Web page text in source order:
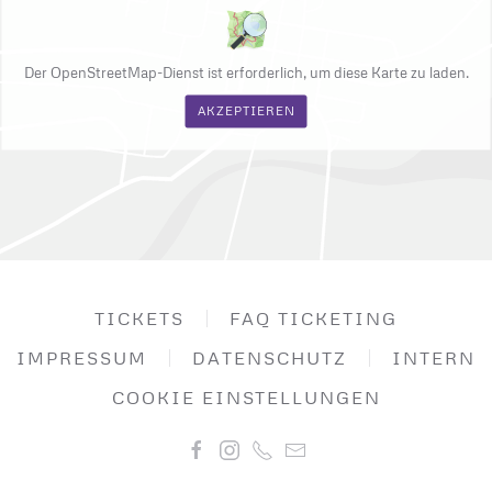
Der OpenStreetMap-Dienst ist erforderlich, um diese Karte zu laden.
AKZEPTIEREN
TICKETS
FAQ TICKETING
IMPRESSUM
DATENSCHUTZ
INTERN
COOKIE EINSTELLUNGEN